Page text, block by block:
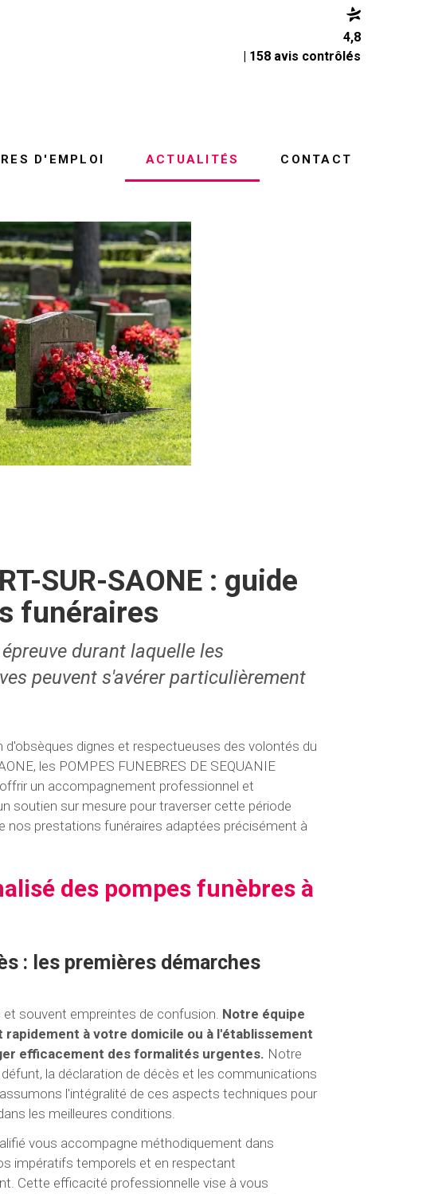
4,8
| 158 avis contrôlés
D'EMPLOI ACTUALITÉS CONTACT
SUR-SAONE : guide
funéraires
durant laquelle les
peuvent s'avérer particulièrement
dignes et respectueuses des volontés du
les POMPES FUNEBRES DE SEQUANIE
un accompagnement professionnel et
soutien sur mesure pour traverser cette période
nos prestations funéraires adaptées précisément à
des pompes funèbres à
: les premières démarches
souvent empreintes de confusion. Notre équipe
rapidement à votre domicile ou à l'établissement
efficacement des formalités urgentes. Notre
la déclaration de décès et les communications
l'intégralité de ces aspects techniques pour
les meilleures conditions.
vous accompagne méthodiquement dans
impératifs temporels et en respectant
Cette efficacité professionnelle vise à vous